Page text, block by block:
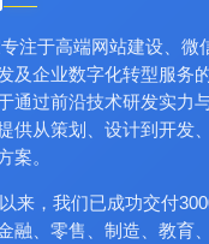
注于高端网站建设、微
及企业数字化转型服务
通过前沿技术研发实力
供从策划、设计到开发
案。
来，我们已成功交付
融、零售、制造、教育